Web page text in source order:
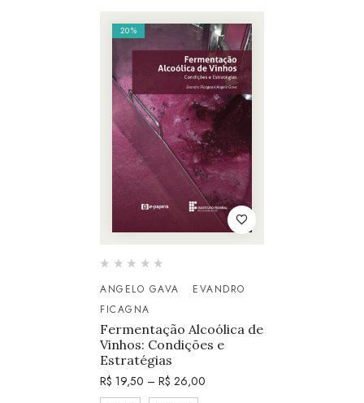
20%
ANGELO GAVA
EVANDRO
FICAGNA
Fermentação Alcoólica de
Vinhos: Condições e
Estratégias
R$ 19,50 – R$ 26,00